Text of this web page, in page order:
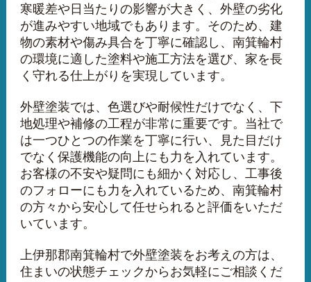
寒暖差や日当たりの影響が大きく、外壁の劣化
が進みやすい地域でもあります。そのため、建
物の素材や傷み具合を丁寧に確認し、南箕輪村
の環境に適した塗料や施工方法を選び、家を長
く守れる仕上がりを実現しています。
外壁塗装では、色選びや耐候性だけでなく、下
地処理や補修の工程が非常に重要です。当社で
は一つひとつの作業を丁寧に行い、見た目だけ
でなく保護機能の向上にも力を入れています。
お客様の不安や疑問にも細かく対応し、工事後
のフォローにも力を入れているため、南箕輪村
の方々から安心して任せられると評価をいただ
いています。
上伊那郡南箕輪村で外壁塗装をお考えの方は、
住まいの状態チェックからお気軽にご相談くだ